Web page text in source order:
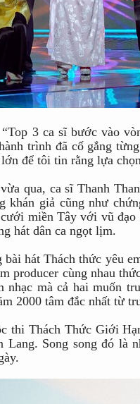
3 ca sĩ bước vào
trình đã cố gắng
để tôi tin rằng lựa
qua, ca sĩ Thanh
khán giả cũng như
miền Tây với vũ đạo
hát dân ca ngọt lịm.
hát Thách thức yêu
producer cùng nhau
nhạc mà cả hai muốn
2000 tâm đắc nhất từ
thi Thách Thức Giới
Song song đó là